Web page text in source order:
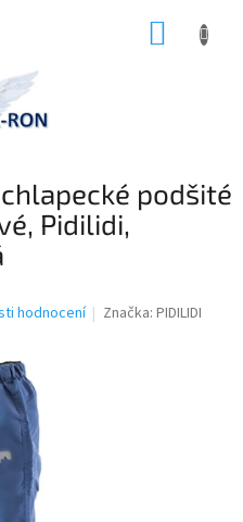
podšité
Pidilidi,
hodnocení Značka:PIDILIDI